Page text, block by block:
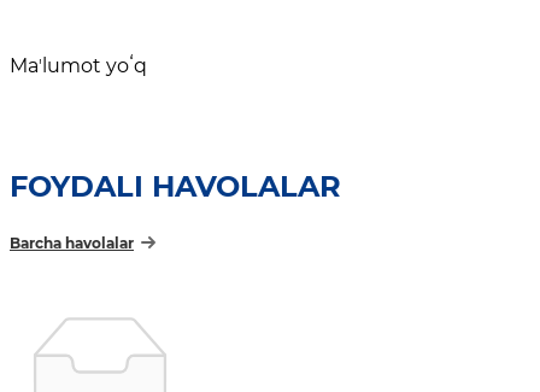
Maʼlumot yoʻq
FOYDALI HAVOLALAR
Barcha havolalar